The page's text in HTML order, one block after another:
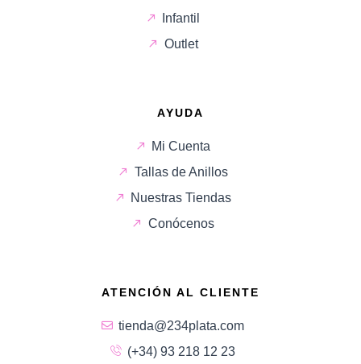
Infantil
Outlet
AYUDA
Mi Cuenta
Tallas de Anillos
Nuestras Tiendas
Conócenos
ATENCIÓN AL CLIENTE
tienda@234plata.com
(+34) 93 218 12 23